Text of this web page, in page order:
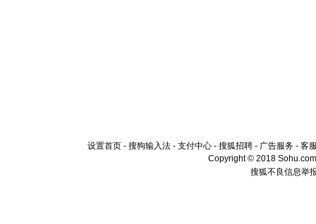
设置首页 - 搜狗输入法 - 支付中心 - 搜狐招聘 - 广告服务 - 客
Copyright © 2018
搜狐不良信息举